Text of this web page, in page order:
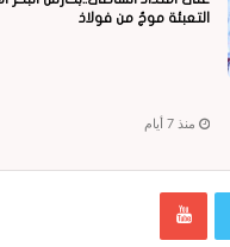
التعبئة موجٌ من فولاذ
منذ 7 أيام